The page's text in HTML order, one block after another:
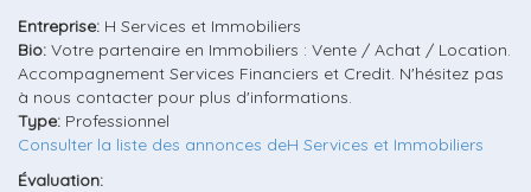
Entreprise: H Services et Immobiliers
Bio: Votre partenaire en Immobiliers : Vente / Achat / Location.
Accompagnement Services Financiers et Credit. N'hésitez pas
à nous contacter pour plus d'informations.
Type: Professionnel
Consulter la liste des annonces deH Services et Immobiliers
Évaluation: